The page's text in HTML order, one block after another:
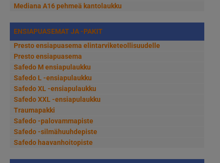
Mediana A16 pehmeä kantolaukku
ENSIAPUASEMAT JA -PAKIT
Presto ensiapuasema elintarviketeollisuudelle
Presto ensiapuasema
Safedo M ensiapulaukku
Safedo L -ensiapulaukku
Safedo XL -ensiapulaukku
Safedo XXL -ensiapulaukku
Traumapakki
Safedo -palovammapiste
Safedo -silmähuuhdepiste
Safedo haavanhoitopiste